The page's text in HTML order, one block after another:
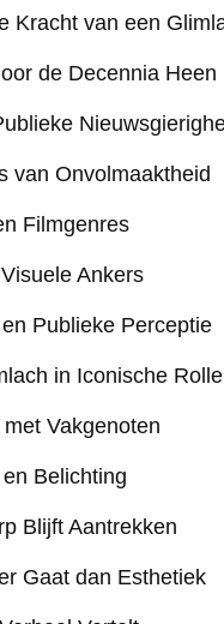
Kracht van een
de Decennia Heen
van Onvolmaaktheid
Filmgenres
Ankers
Publieke Perceptie
in Iconische
Vakgenoten
Belichting
Blijft Aantrekken
Gaat dan Esthetiek